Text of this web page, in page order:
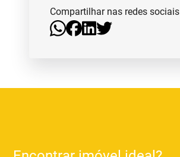
Compartilhar nas redes sociais